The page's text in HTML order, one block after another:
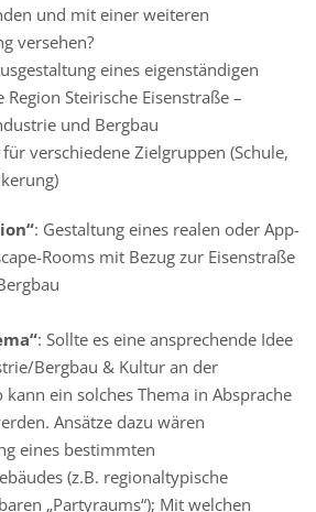
und mit einer weiteren
versehen?
eines eigenständigen
Steirische Eisenstraße –
und Bergbau
verschiedene Zielgruppen (Schule,
: Gestaltung eines realen oder App-
Rooms mit Bezug zur Eisenstraße
: Sollte es eine ansprechende Idee
Bergbau & Kultur an der
kann ein solches Thema in Absprache
Ansätze dazu wären
eines bestimmten
(z.B. regionaltypische
„Partyraums“); Mit welchen